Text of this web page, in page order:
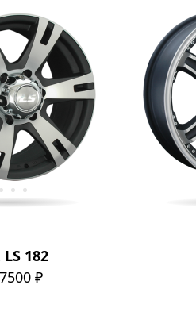
LS 182
₽